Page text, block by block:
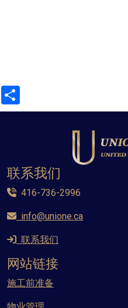
联系我们
416-736-2996
info@unione.ca
联系我们
网站链接
施工前准备